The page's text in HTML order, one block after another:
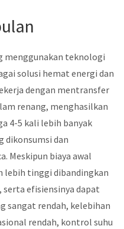
menggunakan teknologi
solusi hemat energi dan
dengan mentransfer
renang, menghasilkan
4-5 kali lebih banyak
dikonsumsi dan
Meskipun biaya awal
lebih tinggi dibandingkan
efisiensinya dapat
sangat rendah, kelebihan
rendah, kontrol suhu